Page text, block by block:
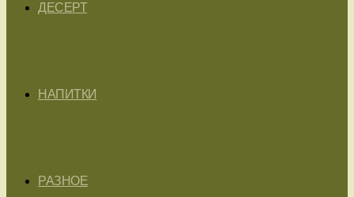
ДЕСЕРТ
НАПИТКИ
РАЗНОЕ